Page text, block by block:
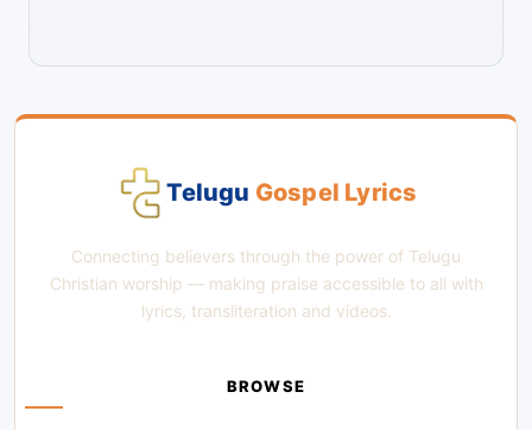
Telugu Gospel Lyrics
Connecting believers through the power of Telugu
Christian worship — making praise accessible to all with
lyrics, transliteration and videos.
BROWSE